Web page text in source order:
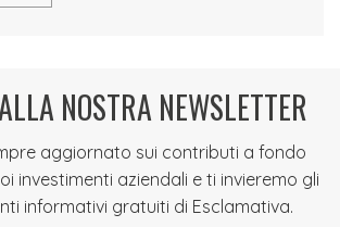
NOSTRA NEWSLETTER
aggiornato sui contributi a fondo
investimenti aziendali e ti invieremo gli
informativi gratuiti di Esclamativa.